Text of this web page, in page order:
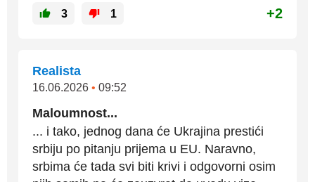
3 1 +2
Realista
16.06.2026 • 09:52
Maloumnost...
... i tako, jednog dana će Ukrajina prestići
srbiju po pitanju prijema u EU. Naravno,
srbima će tada svi biti krivi i odgovorni osim